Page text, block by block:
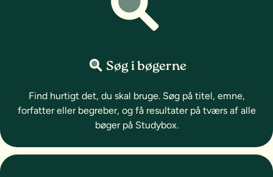
Søg i bøgerne
Find hurtigt det, du skal bruge. Søg på titel, emne,
forfatter eller begreber, og få resultater på tværs af alle
bøger på Studybox.